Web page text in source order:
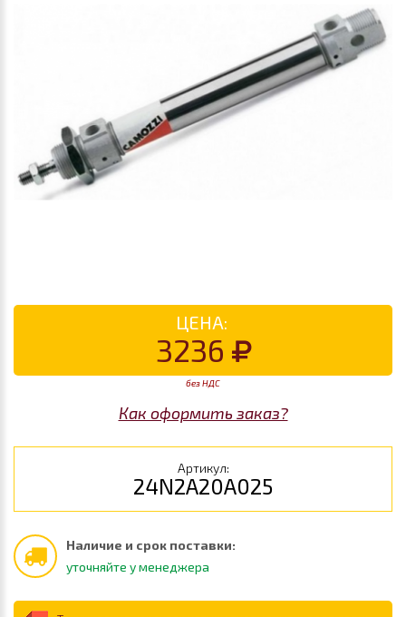
ЦЕНА:
3236
без НДС
Как оформить заказ?
Артикул:
24N2A20A025
Наличие и срок поставки:
уточняйте у менеджера